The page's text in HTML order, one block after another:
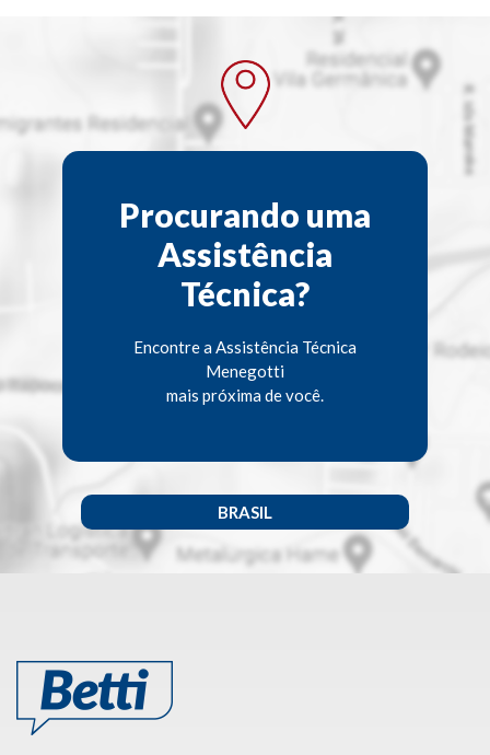
Procurando uma
Assistência
Técnica?
Encontre a Assistência Técnica
Menegotti
mais próxima de você.
BRASIL